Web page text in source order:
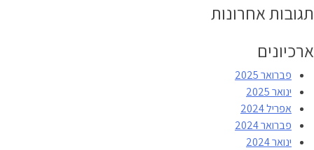
תגובות אחרונות
ארכיונים
פברואר 2025
ינואר 2025
אפריל 2024
פברואר 2024
ינואר 2024